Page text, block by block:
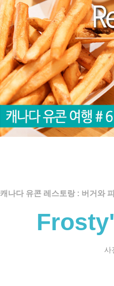
캐나다 유콘 레스토랑 : 버거와
사